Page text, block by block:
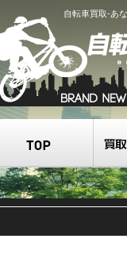
自転車買取-あ